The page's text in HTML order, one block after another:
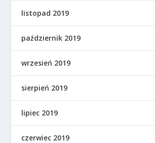
listopad 2019
październik 2019
wrzesień 2019
sierpień 2019
lipiec 2019
czerwiec 2019